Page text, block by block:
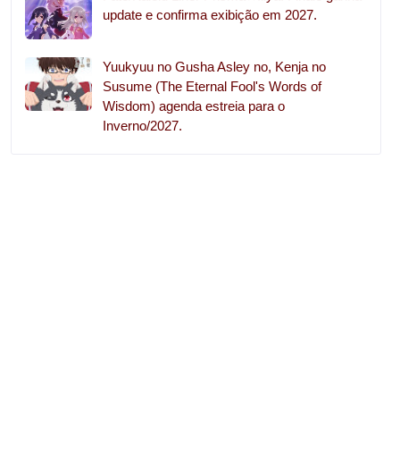
update e confirma exibição em 2027.
Yuukyuu no Gusha Asley no, Kenja no
Susume (The Eternal Fool's Words of
Wisdom) agenda estreia para o
Inverno/2027.